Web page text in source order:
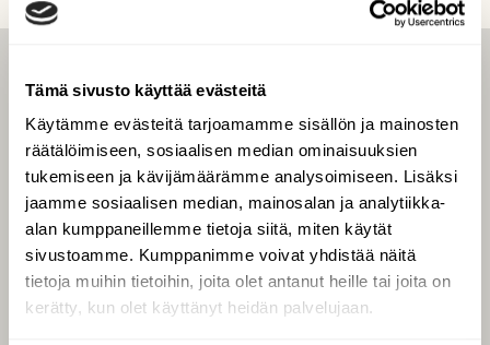
Tämä sivusto käyttää evästeitä
Käytämme evästeitä tarjoamamme sisällön ja mainosten
räätälöimiseen, sosiaalisen median ominaisuuksien
tukemiseen ja kävijämäärämme analysoimiseen. Lisäksi
jaamme sosiaalisen median, mainosalan ja analytiikka-
alan kumppaneillemme tietoja siitä, miten käytät
sivustoamme. Kumppanimme voivat yhdistää näitä
tietoja muihin tietoihin, joita olet antanut heille tai joita on
kerätty, kun olet käyttänyt heidän palvelujaan.
LEHTI
Uusin lehti
Tilaa Suomen Luonto
Tilaa digilukuoikeus
Äänestä parasta juttua
Tilaa uutiskirje